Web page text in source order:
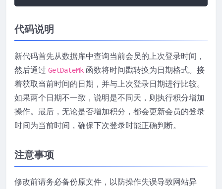
代码说明
新代码首先从数据库中查询当前会员的上次登录时间，
然后通过 GetDateMk 函数将时间戳转换为日期格式。接
着获取当前时间的日期，并与上次登录日期进行比较。
如果两个日期不一致，说明是不同天，则执行积分增加
操作。最后，无论是否增加积分，都会更新会员的登录
时间为当前时间，确保下次登录时能正确判断。
注意事项
修改前请务必备份原文件，以防操作失误导致网站异